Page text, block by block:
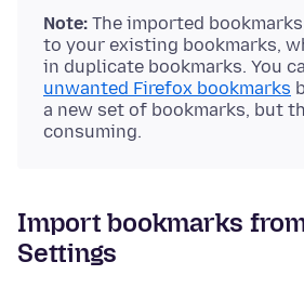
Note: The imported
to your existing bookmarks,
in duplicate bookmarks. You
unwanted Firefox bookmarks
a new set of bookmarks, but
consuming.
Import bookmarks
Settings